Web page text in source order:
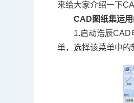
来给大家介绍一下
CAD 图纸集运
1.启动浩辰CAD
单，选择该菜单中的